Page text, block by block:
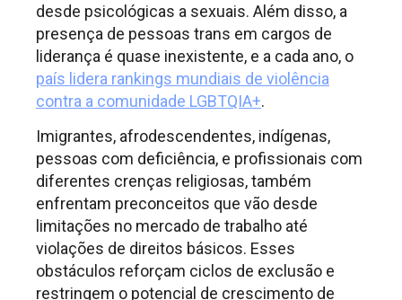
desde psicológicas a sexuais. Além disso, a
presença de pessoas trans em cargos de
liderança é quase inexistente, e a cada ano, o
país lidera rankings mundiais de violência
contra a comunidade LGBTQIA+.
Imigrantes, afrodescendentes, indígenas,
pessoas com deficiência, e profissionais com
diferentes crenças religiosas, também
enfrentam preconceitos que vão desde
limitações no mercado de trabalho até
violações de direitos básicos. Esses
obstáculos reforçam ciclos de exclusão e
restringem o potencial de crescimento de